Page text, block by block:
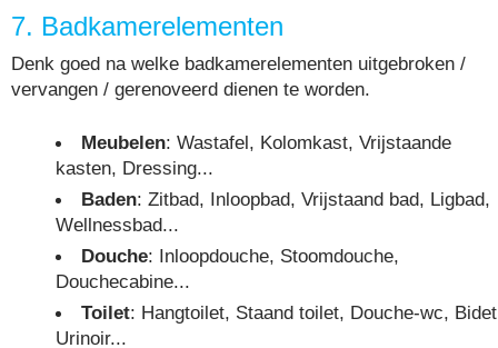
7. Badkamerelementen
Denk goed na welke badkamerelementen uitgebroken /
vervangen / gerenoveerd dienen te worden.
Meubelen: Wastafel, Kolomkast, Vrijstaande
kasten, Dressing...
Baden: Zitbad, Inloopbad, Vrijstaand bad, Ligbad,
Wellnessbad...
Douche: Inloopdouche, Stoomdouche,
Douchecabine...
Toilet: Hangtoilet, Staand toilet, Douche-wc,
Urinoir...